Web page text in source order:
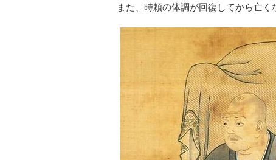
また、時頼の体調が回復してから亡く